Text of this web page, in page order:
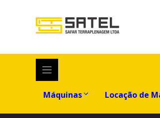
Máquinas Locação de